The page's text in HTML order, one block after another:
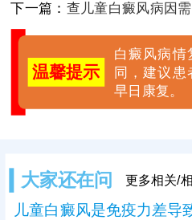
下一篇： 查儿童白癜风病因
温馨提示
白癜风病情
同，建议患
早日康复。
大家还在问 更多相关/
儿童白癜风是免疫力差导